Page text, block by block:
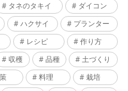
タネのタキイ
ダイコン
ハクサイ
プランター
レシピ
作り方
収穫 品種
土づくり
料理
栽培